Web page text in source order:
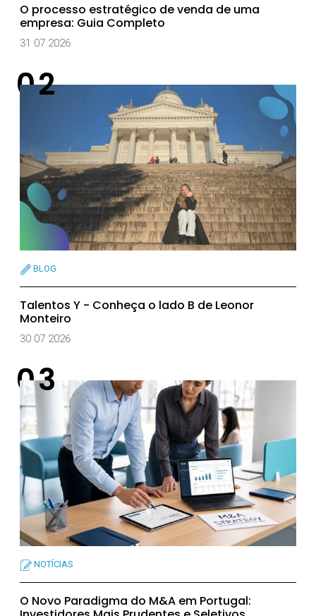
O processo estratégico de venda de uma
empresa: Guia Completo
31 07 2026
BLOG
Talentos Y - Conheça o lado B de Leonor
Monteiro
30 07 2026
NOTÍCIAS
O Novo Paradigma do M&A em Portugal: